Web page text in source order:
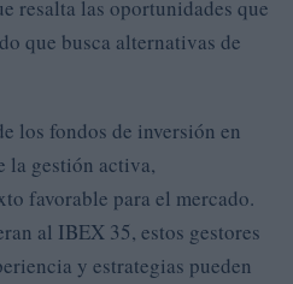
resalta las oportunidades que
que busca alternativas de
los fondos de inversión en
la gestión activa,
favorable para el mercado.
al IBEX 35, estos gestores
y estrategias pueden